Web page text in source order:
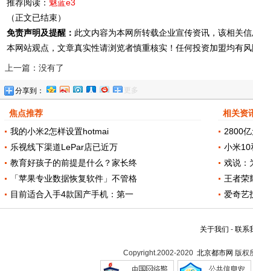
推荐阅读： 魅蓝e3
（正文已结束）
免责声明及提醒： 此文内容为本网所转载企业宣传资讯，该相关
本网站观点，文章真实性请浏览者慎重核实！任何投资加盟均有
上一篇：没有了
分享到： 更多
焦点推荐
我的小米2怎样设置hotmai
乐视线下渠道LePar店已近万
教育好孩子的前提是什么？家长终
「苹果专业数据恢复软件」不管格
目前适合入手4款国产手机：第一
相关资
2800
小米10
戏说：
王者荣
爱奇艺
关于我们 - 联系
Copyright.2002-2020 北京都市网 版权